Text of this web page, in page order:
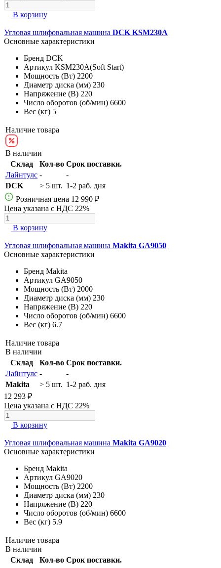
В корзину
Угловая шлифовальная машина DCK KSM230A
Основные характеристики
Бренд DCK
Артикул KSM230A(Soft Start)
Мощность (Вт) 2200
Диаметр диска (мм) 230
Напряжение (В) 220
Число оборотов (об/мин) 6600
Вес (кг) 5
Наличие товара
В наличии
Склад
Кол-во Срок поставки.
Лайнтулс -
-
DCK
> 5 шт. 1-2 раб. дня
Розничная цена 12 990 ₽
Цена указана с НДС 22%
В корзину
Угловая шлифовальная машина Makita GA9050
Основные характеристики
Бренд Makita
Артикул GA9050
Мощность (Вт) 2000
Диаметр диска (мм) 230
Напряжение (В) 220
Число оборотов (об/мин) 6600
Вес (кг) 6.7
Наличие товара
В наличии
Склад
Кол-во Срок поставки.
Лайнтулс -
-
Makita
> 5 шт. 1-2 раб. дня
12 293 ₽
Цена указана с НДС 22%
В корзину
Угловая шлифовальная машина Makita GA9020
Основные характеристики
Бренд Makita
Артикул GA9020
Мощность (Вт) 2200
Диаметр диска (мм) 230
Напряжение (В) 220
Число оборотов (об/мин) 6600
Вес (кг) 5.9
Наличие товара
В наличии
Склад
Кол-во Срок поставки.